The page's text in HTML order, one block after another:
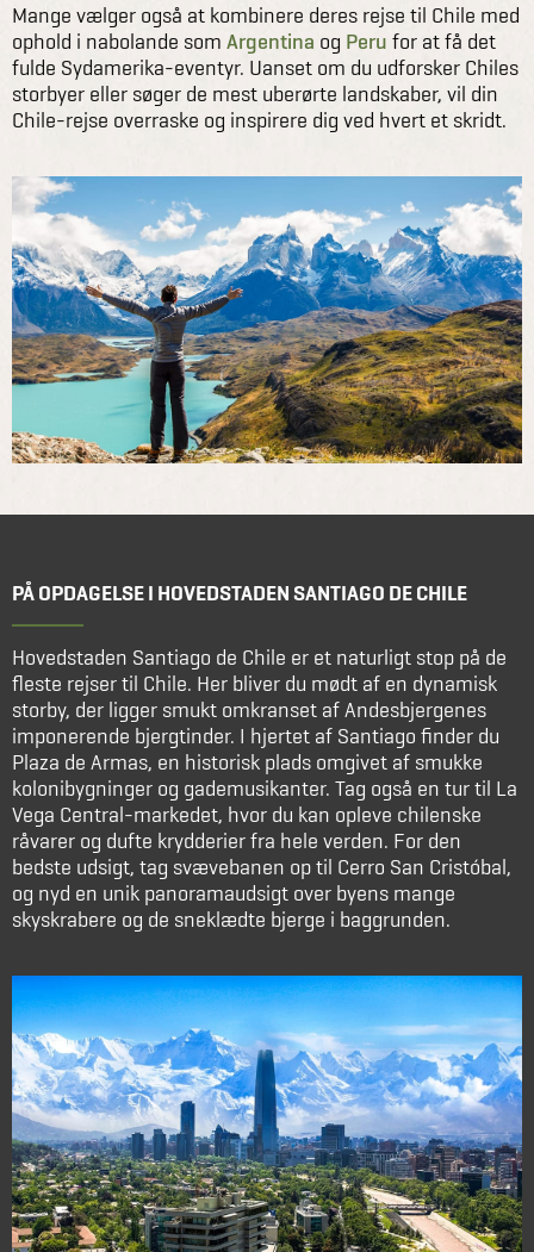
Mange vælger også at kombinere deres rejse til Chile med
ophold i nabolande som Argentina og Peru for at få det
fulde Sydamerika-eventyr. Uanset om du udforsker Chiles
storbyer eller søger de mest uberørte landskaber, vil din
Chile-rejse overraske og inspirere dig ved hvert et skridt.
PÅ OPDAGELSE I HOVEDSTADEN SANTIAGO DE CHILE
Hovedstaden Santiago de Chile er et naturligt stop på de
fleste rejser til Chile. Her bliver du mødt af en dynamisk
storby, der ligger smukt omkranset af Andesbjergenes
imponerende bjergtinder. I hjertet af Santiago finder du
Plaza de Armas, en historisk plads omgivet af smukke
kolonibygninger og gademusikanter. Tag også en tur til La
Vega Central-markedet, hvor du kan opleve chilenske
råvarer og dufte krydderier fra hele verden. For den
bedste udsigt, tag svævebanen op til Cerro San Cristóbal,
og nyd en unik panoramaudsigt over byens mange
skyskrabere og de sneklædte bjerge i baggrunden.